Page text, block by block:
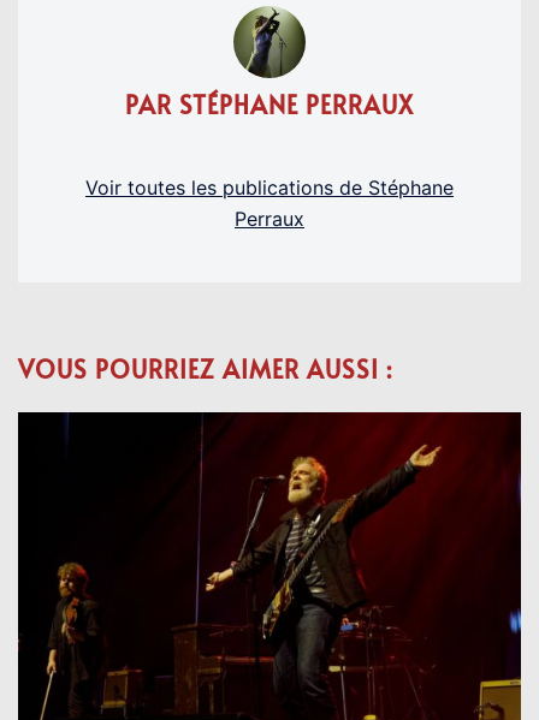
PAR STÉPHANE PERRAUX
Voir toutes les publications de Stéphane
Perraux
VOUS POURRIEZ AIMER AUSSI :